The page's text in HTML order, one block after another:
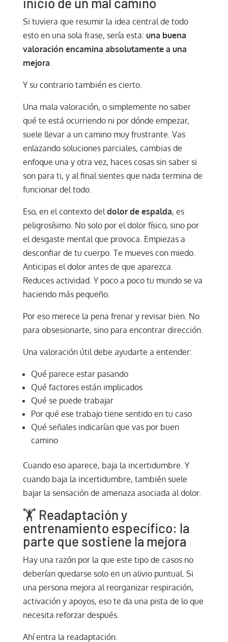
Si tuviera que resumir la idea central de todo
esto en una sola frase, sería esta: una buena
valoración encamina absolutamente a una
mejora.
Y su contrario también es cierto.
Una mala valoración, o simplemente no saber
qué te está ocurriendo ni por dónde empezar,
suele llevar a un camino muy frustrante. Vas
enlazando soluciones parciales, cambias de
enfoque una y otra vez, haces cosas sin saber si
son para ti, y al final sientes que nada termina de
funcionar del todo.
Eso, en el contexto deldolor de espalda, es
peligrosísimo. No solo por el dolor físico, sino por
el desgaste mental que provoca. Empiezas a
desconfiar de tu cuerpo. Te mueves con miedo.
Anticipas el dolor antes de que aparezca.
Reduces actividad. Y poco a poco tu mundo se va
haciendo más pequeño.
Por eso merece la pena frenar y revisar bien. No
para obsesionarte, sino para encontrar dirección.
Una valoración útil debe ayudarte a entender:
Qué parece estar pasando
Qué factores están implicados
Qué se puede trabajar
Por qué ese trabajo tiene sentido en tu caso
Qué señales indicarían que vas por buen
camino
Cuando eso aparece, baja la incertidumbre. Y
cuando baja la incertidumbre, también suele
bajar la sensación de amenaza asociada al dolor.
🏋️ Readaptación y
entrenamiento específico: la
parte que sostiene la mejora
Hay una razón por la que este tipo de casos no
deberían quedarse solo en un alivio puntual. Si
una persona mejora al reorganizar respiración,
activación y apoyos, eso te da una pista de lo que
necesita reforzar después.
Ahí entra la readaptación.